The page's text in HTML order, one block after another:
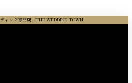
ィング専門店｜THE WEDDING TOWN